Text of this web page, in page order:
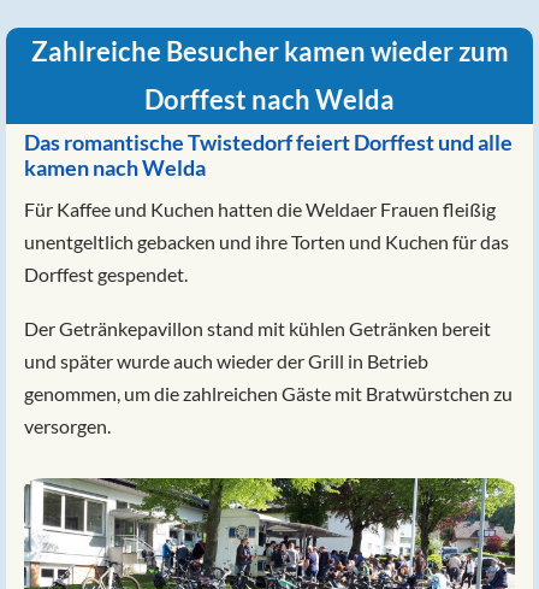
Zahlreiche Besucher kamen wieder zum
Dorffest nach Welda
Das romantische Twistedorf feiert Dorffest und alle
kamen nach Welda
Für Kaffee und Kuchen hatten die Weldaer Frauen fleißig
unentgeltlich gebacken und ihre Torten und Kuchen für das
Dorffest gespendet.
Der Getränkepavillon stand mit kühlen Getränken bereit
und später wurde auch wieder der Grill in Betrieb
genommen, um die zahlreichen Gäste mit Bratwürstchen zu
versorgen.